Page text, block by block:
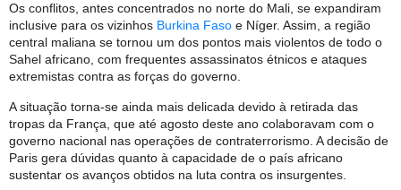
Os conflitos, antes concentrados no norte do Mali, se expandiram
inclusive para os vizinhos Burkina Faso e Níger. Assim, a região
central maliana se tornou um dos pontos mais violentos de todo o
Sahel africano, com frequentes assassinatos étnicos e ataques
extremistas contra as forças do governo.
A situação torna-se ainda mais delicada devido à retirada das
tropas da França, que até agosto deste ano colaboravam com o
governo nacional nas operações de contraterrorismo. A decisão de
Paris gera dúvidas quanto à capacidade de o país africano
sustentar os avanços obtidos na luta contra os insurgentes.